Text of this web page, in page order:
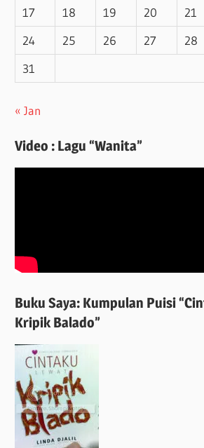
17
18 19 20 21
24
25 26 27 28
31
« Jan
Video : Lagu “Wanita”
Buku Saya: Kumpulan Puisi
Kripik Balado”